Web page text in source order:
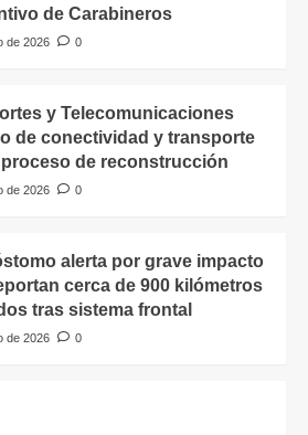
de Carabineros
de 2026
0
y Telecomunicaciones
de conectividad y transporte
de reconstrucción
de 2026
0
alerta por grave impacto
cerca de 900 kilómetros
tras sistema frontal
de 2026 0